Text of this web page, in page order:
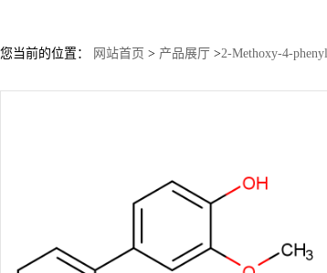
您当前的位置： 网站首页 > 产品展厅 >2-Methoxy-4-